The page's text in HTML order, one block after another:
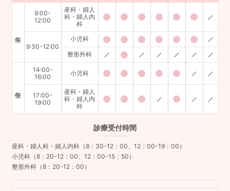
9:00-
12:00
産科・婦人
科・婦人内
科
9:30-12:00
小児科
整形外科
14:00-
16:00
小児科
17:00-
19:00
産科・婦人
科・婦人内
科
診療受付時間
産科・婦人科・婦人内科（8：30-12：00、12：00-19：00）
小児科（8：20-12：00、12：00-15：50）
整形外科（8：20-12：00）